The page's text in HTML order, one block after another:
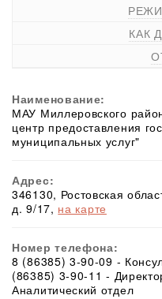
КАК
Наименование:
МАУ Миллеровского
центр предоставления
муниципальных услуг"
Адрес:
346130, Ростовская
д. 9/17, на карте
Номер телефона:
8 (86385) 3-90-09 -
(86385) 3-90-11 -
Аналитический отдел